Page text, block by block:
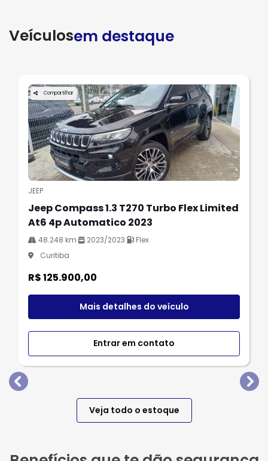
Veículosem destaque
Compartilhar
JEEP
Jeep Compass 1.3 T270 Turbo Flex Limited
At6 4p Automatico 2023
48.248 km 2023/2023
Flex
Curitiba
R$ 125.900,00
Mais detalhes do veículo
Entrar em contato
templates.template-
Veja todo o estoque